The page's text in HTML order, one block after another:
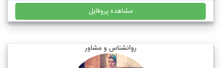
مشاهده پروفایل
روانشناس و مشاور